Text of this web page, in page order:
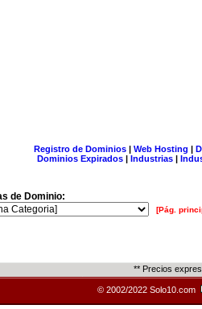
Registro de Dominios| Web Hosting |
Dominios Expirados | Industrias |
de Dominio:
[Pág.
** Precios
© 2002/2022 Solo10.com